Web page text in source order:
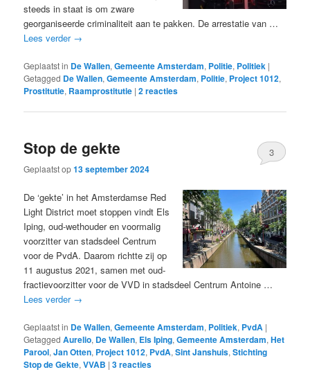
steeds in staat is om zware
georganiseerde criminaliteit aan te pakken. De arrestatie van …
Lees verder →
Geplaatst in De Wallen,Gemeente Amsterdam, Politie, Politiek |
Getagged De Wallen,Gemeente Amsterdam, Politie, Project 1012,
Prostitutie, Raamprostitutie |2reacties
Stop de gekte
Geplaatst op13 september 2024
3
De ‘gekte’ in het Amsterdamse Red
Light District moet stoppen vindt Els
Iping, oud-wethouder en voormalig
voorzitter van stadsdeel Centrum
voor de PvdA. Daarom richtte zij op
11 augustus 2021, samen met oud-
fractievoorzitter voor de VVD in stadsdeel Centrum Antoine …
Lees verder →
Geplaatst in De Wallen,Gemeente Amsterdam, Politiek, PvdA |
Getagged Aurelio, De Wallen, Els Iping,Gemeente Amsterdam,Het
Parool,Jan Otten, Project 1012, PvdA,Sint Janshuis,Stichting
Stop de Gekte,VVAB |3reacties